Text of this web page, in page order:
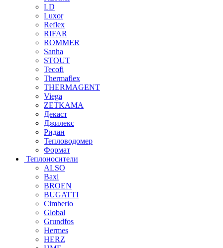
LD
Luxor
Reflex
RIFAR
ROMMER
Sanha
STOUT
Tecofi
Thermaflex
THERMAGENT
Viega
ZETKAMA
Декаст
Джилекс
Ридан
Тепловодомер
Формат
Теплоносители
ALSO
Baxi
BROEN
BUGATTI
Cimberio
Global
Grundfos
Hermes
HERZ